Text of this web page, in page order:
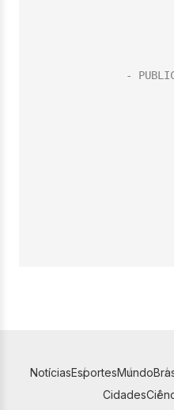
NotíciasEsportesMundo
Cidades